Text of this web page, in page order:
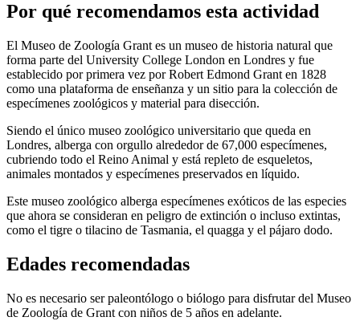
Por qué recomendamos esta actividad
El Museo de Zoología Grant es un museo de historia natural que
forma parte del University College London en Londres y fue
establecido por primera vez por Robert Edmond Grant en 1828
como una plataforma de enseñanza y un sitio para la colección de
especímenes zoológicos y material para disección.
Siendo el único museo zoológico universitario que queda en
Londres, alberga con orgullo alrededor de 67,000 especímenes,
cubriendo todo el Reino Animal y está repleto de esqueletos,
animales montados y especímenes preservados en líquido.
Este museo zoológico alberga especímenes exóticos de las especies
que ahora se consideran en peligro de extinción o incluso extintas,
como el tigre o tilacino de Tasmania, el quagga y el pájaro dodo.
Edades recomendadas
No es necesario ser paleontólogo o biólogo para disfrutar del Museo
de Zoología de Grant con niños de 5 años en adelante.